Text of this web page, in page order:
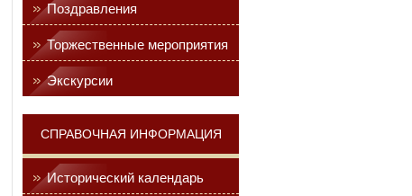
Поздравления
Торжественные мероприятия
Экскурсии
СПРАВОЧНАЯ ИНФОРМАЦИЯ
Исторический календарь